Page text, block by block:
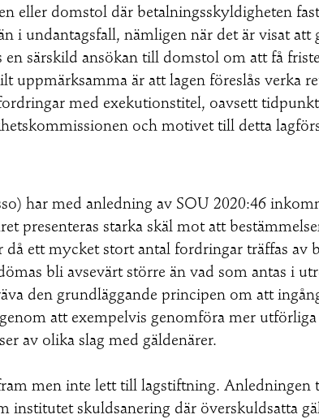
eller domstol där betalningsskyldigheten
i undantagsfall, nämligen när det är visat att
särskild ansökan till domstol om att få
uppmärksamma är att lagen föreslås verka
med exekutionstitel, oavsett
och motivet till detta
har med anledning av SOU 2020:46
presenteras starka skäl mot att
ett mycket stort antal fordringar träffas av
bli avsevärt större än vad som antas i
den grundläggande principen om att
att exempelvis genomföra mer
av olika slag med gäldenärer.
men inte lett till lagstiftning. Anledningen
institutet skuldsanering där överskuldsatta